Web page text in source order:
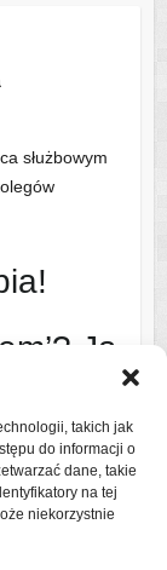
takich jak
do informacji o
dane, takie
na tej
niekorzystnie
służbowym
Ja
z bandą
podróży